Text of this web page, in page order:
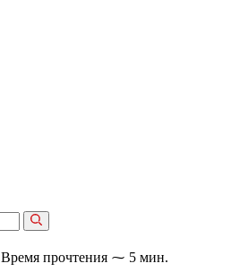
Время прочтения ⁓ 5 мин.